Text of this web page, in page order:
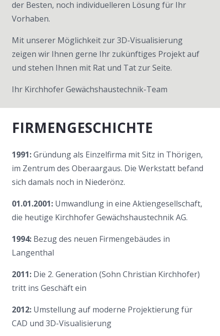
der Besten, noch individuelleren Lösung für Ihr
Vorhaben.
Mit unserer Möglichkeit zur 3D-Visualisierung
zeigen wir Ihnen gerne Ihr zukünftiges Projekt auf
und stehen Ihnen mit Rat und Tat zur Seite.
Ihr Kirchhofer Gewächshaustechnik-Team
FIRMENGESCHICHTE
1991:Gründung als Einzelfirma mit Sitz in Thörigen,
im Zentrum des Oberaargaus. Die Werkstatt befand
sich damals noch in Niederönz.
01.01.2001: Umwandlung in eine Aktiengesellschaft,
die heutige Kirchhofer Gewächshaustechnik AG.
1994: Bezug des neuen Firmengebäudes in
Langenthal
2011: Die 2. Generation (Sohn Christian Kirchhofer)
tritt ins Geschäft ein
2012: Umstellung auf moderne Projektierung für
CAD und 3D-Visualisierung